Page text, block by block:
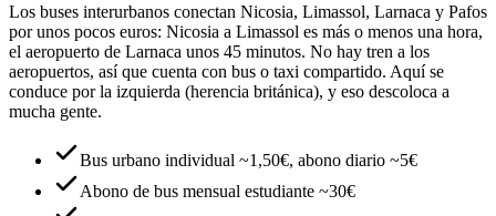
Los buses interurbanos conectan Nicosia, Limassol, Larnaca y Pafos
por unos pocos euros: Nicosia a Limassol es más o menos una hora,
el aeropuerto de Larnaca unos 45 minutos. No hay tren a los
aeropuertos, así que cuenta con bus o taxi compartido. Aquí se
conduce por la izquierda (herencia británica), y eso descoloca a
mucha gente.
Bus urbano individual ~1,50€, abono diario ~5€
Abono de bus mensual estudiante ~30€